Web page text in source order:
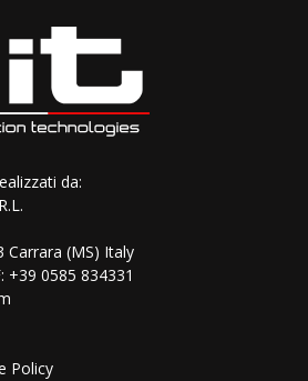
da:
Carrara (MS) Italy
+39 0585 834331
Policy